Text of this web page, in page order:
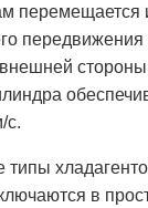
перемещается
передвижения
стороны
с.
в